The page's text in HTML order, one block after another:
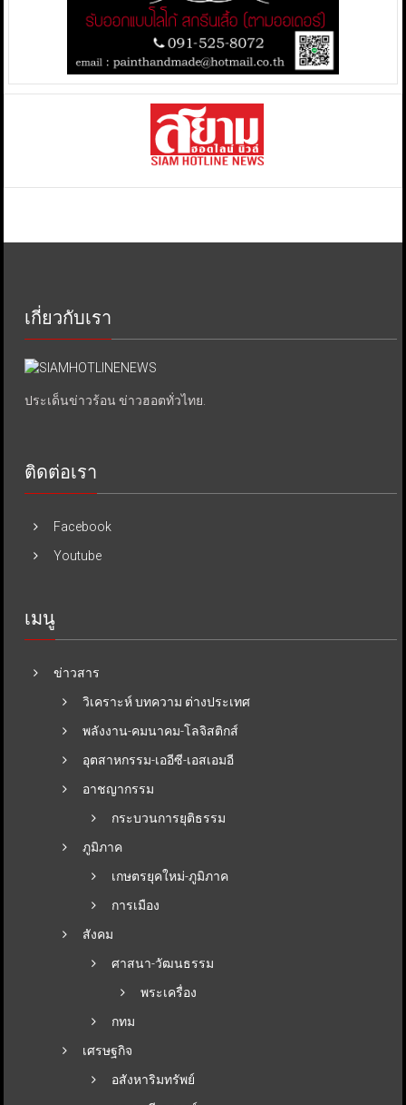
เกี่ยวกับเรา
ประเด็นข่าวร้อน ข่าวฮอตทั่วไทย.
ติดต่อเรา
Facebook
Youtube
เมนู
ข่าวสาร
วิเคราะห์ บทความ ต่างประเทศ
พลังงาน-คมนาคม-โลจิสติกส์
อุตสาหกรรม-เออีซี-เอสเอมอี
อาชญากรรม
กระบวนการยุติธรรม
ภูมิภาค
เกษตรยุคใหม่-ภูมิภาค
การเมือง
สังคม
ศาสนา-วัฒนธรรม
พระเครื่อง
กทม
เศรษฐกิจ
อสังหาริมทรัพย์